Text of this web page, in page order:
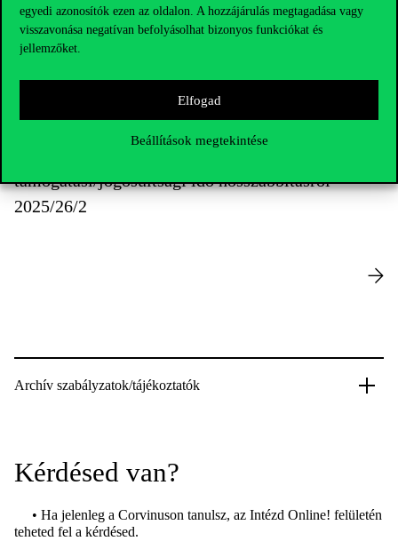
egyedi azonosítók ezen az oldalon. A hozzájárulás megtagadása vagy
visszavonása negatívan befolyásolhat bizonyos funkciókat és
jellemzőket.
Elfogad
Beállítások megtekintése
Részletes szabályok
támogatási/jogosultsági idő hosszabbításról
2025/26/2
Archív szabályzatok/tájékoztatók
Kérdésed van?
• Ha jelenleg a Corvinuson tanulsz, az Intézd Online! felületén
teheted fel a kérdésed.